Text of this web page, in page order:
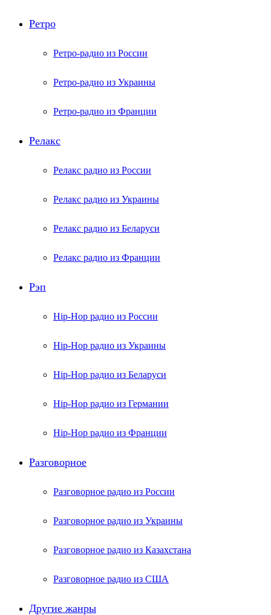
Ретро
Ретро-радио из России
Ретро-радио из Украины
Ретро-радио из Франции
Релакс
Релакс радио из России
Релакс радио из Украины
Релакс радио из Беларуси
Релакс радио из Франции
Рэп
Hip-Hop радио из России
Hip-Hop радио из Украины
Hip-Hop радио из Беларуси
Hip-Hop радио из Германии
Hip-Hop радио из Франции
Разговорное
Разговорное радио из России
Разговорное радио из Украины
Разговорное радио из Казахстана
Разговорное радио из США
Другие жанры